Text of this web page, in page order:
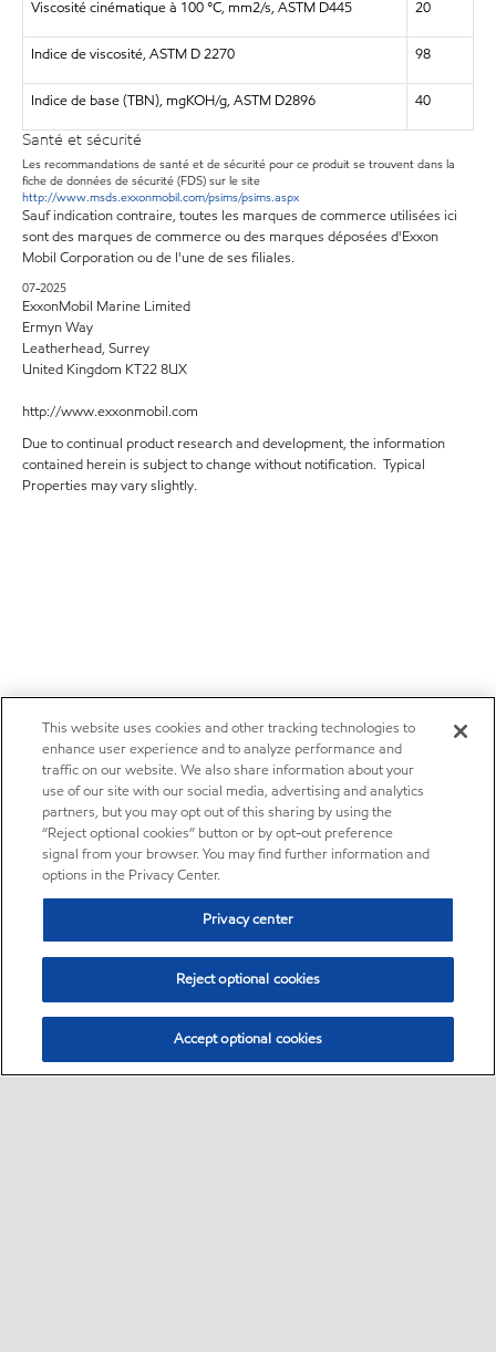
Viscosité cinématique à 100 °C, mm2/s, ASTM D445 20
Indice de viscosité, ASTM D 2270 98
Indice de base (TBN), mgKOH/g, ASTM D2896 40
Santé et sécurité
Les recommandations de santé et de sécurité pour ce produit se trouvent dans la
fiche de données de sécurité (FDS) sur le site
http://www.msds.exxonmobil.com/psims/psims.aspx
Sauf indication contraire, toutes les marques de commerce utilisées ici
sont des marques de commerce ou des marques déposées d'Exxon
Mobil Corporation ou de l'une de ses filiales.
07-2025
ExxonMobil Marine Limited
Ermyn Way
Leatherhead, Surrey
United Kingdom KT22 8UX
http://www.exxonmobil.com
Due to continual product research and development, the information
contained herein is subject to change without notification. Typical
Properties may vary slightly.
This website uses cookies and other tracking technologies to
enhance user experience and to analyze performance and
traffic on our website. We also share information about your
use of our site with our social media, advertising and analytics
partners, but you may opt out of this sharing by using the
“Reject optional cookies” button or by opt-out preference
signal from your browser. You may find further information and
options in the Privacy Center.
Privacy center
Reject optional cookies
Accept optional cookies